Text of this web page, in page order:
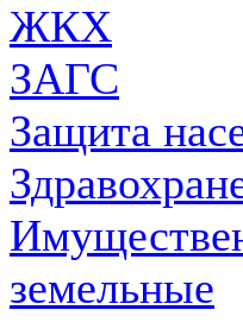
ЖКХ
ЗАГС
Защита
земельные